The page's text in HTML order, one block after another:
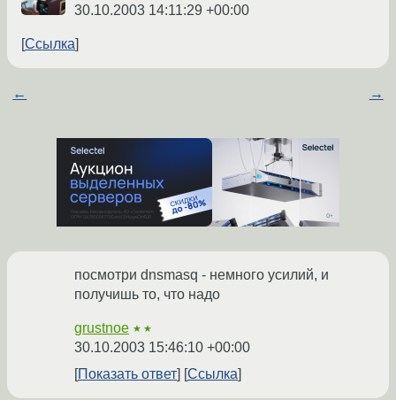
30.10.2003 14:11:29 +00:00
Ссылка
← →
посмотри dnsmasq - немного усилий, и
получишь то, что надо
grustnoe ★★
30.10.2003 15:46:10 +00:00
Показать ответ
Ссылка